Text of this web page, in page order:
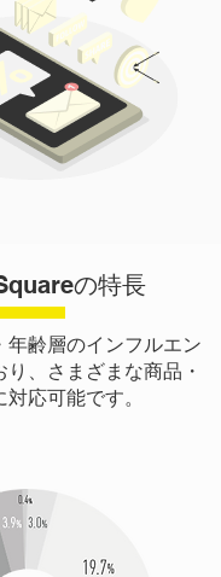
の特長
年齢層のインフルエン
、さまざまな商品・
応可能です。